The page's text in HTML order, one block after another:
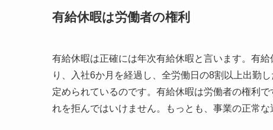
有給休暇は労働者の権利
有給休暇は正確には年次有給休暇と言います。有給
り、入社6か月を経過し、全労働日の8割以上出勤
定められているのです。有給休暇は労働者の権利
れを拒んではいけません。もっとも、事業の正常な